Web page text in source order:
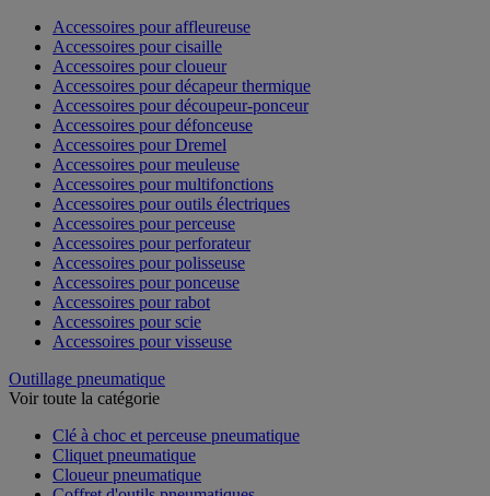
Accessoires pour affleureuse
Accessoires pour cisaille
Accessoires pour cloueur
Accessoires pour décapeur thermique
Accessoires pour découpeur-ponceur
Accessoires pour défonceuse
Accessoires pour Dremel
Accessoires pour meuleuse
Accessoires pour multifonctions
Accessoires pour outils électriques
Accessoires pour perceuse
Accessoires pour perforateur
Accessoires pour polisseuse
Accessoires pour ponceuse
Accessoires pour rabot
Accessoires pour scie
Accessoires pour visseuse
Outillage pneumatique
Voir toute la catégorie
Clé à choc et perceuse pneumatique
Cliquet pneumatique
Cloueur pneumatique